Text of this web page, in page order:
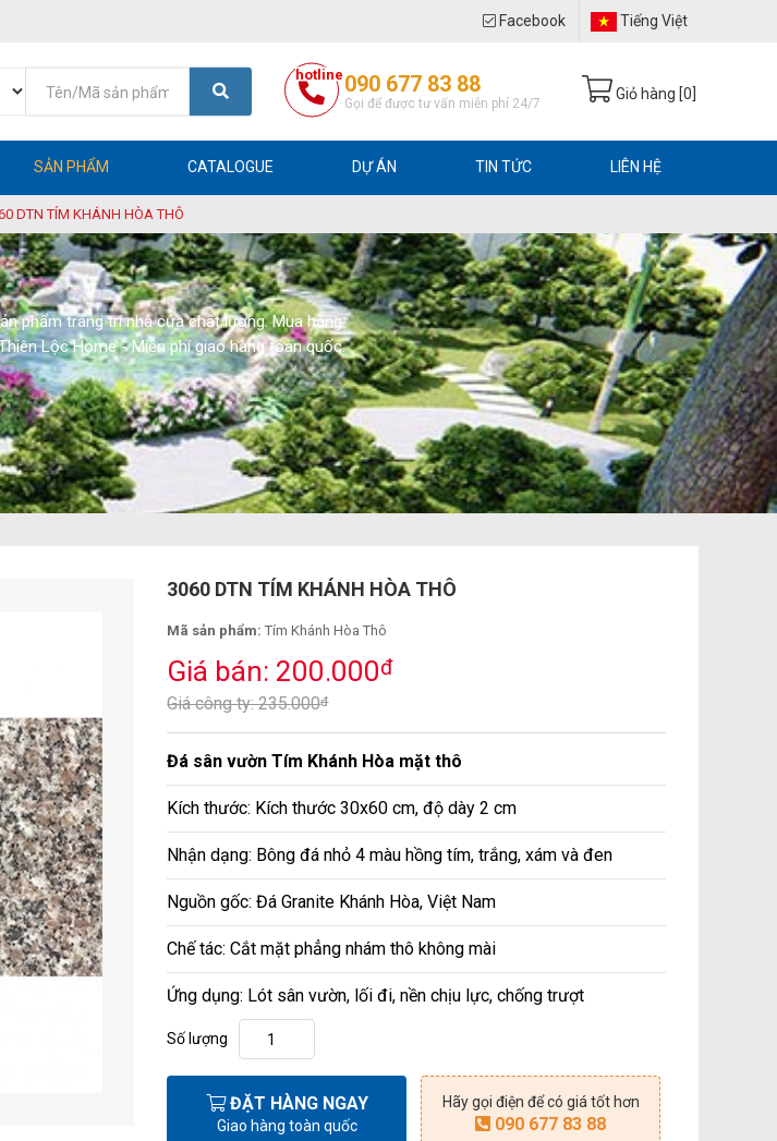
Facebook Tiếng Việt
hotline 090 677 83 88
Gọi để được tư vấn miễn phí 24/7
Giỏ hàng [0
SẢN PHẨM CATALOGUE DỰ ÁN TIN TỨC LIÊN HỆ
DTN TÍM KHÁNH HÒA THÔ
phẩm trang trí nhà cửa chất lượng. Mua hàng
Lộc Home - Miễn phí giao hàng toàn quốc.
3060 DTN TÍM KHÁNH HÒA THÔ
Mã sản phẩm: Tím Khánh Hòa Thô
Giá bán: 200.000đ
Giá công ty: 235.000đ
Đá sân vườn Tím Khánh Hòa mặt thô
Kích thước: Kích thước 30x60 cm, độ dày 2 cm
Nhận dạng: Bông đá nhỏ 4 màu hồng tím, trắng, xám và đen
Nguồn gốc: Đá Granite Khánh Hòa, Việt Nam
Chế tác: Cắt mặt phẳng nhám thô không mài
Ứng dụng: Lót sân vườn, lối đi, nền chịu lực, chống trượt
Số lượng
ĐẶT HÀNG NGAY
Giao hàng toàn quốc
Hãy gọi điện để có giá tốt hơn
090 677 83 88